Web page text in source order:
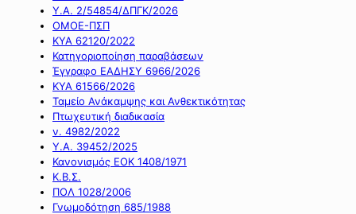
Υ.Α. 2/54854/ΔΠΓΚ/2026
ΟΜΟΕ-ΠΣΠ
ΚΥΑ 62120/2022
Κατηγοριοποίηση παραβάσεων
Έγγραφο ΕΑΔΗΣΥ 6966/2026
ΚΥΑ 61566/2026
Ταμείο Ανάκαμψης και Ανθεκτικότητας
Πτωχευτική διαδικασία
ν. 4982/2022
Υ.Α. 39452/2025
Κανονισμός ΕΟΚ 1408/1971
Κ.Β.Σ.
ΠΟΛ 1028/2006
Γνωμοδότηση 685/1988